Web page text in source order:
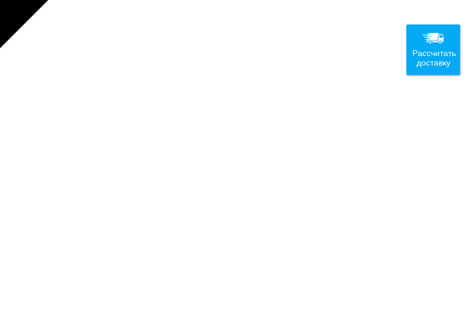
Рассчитать
доставку